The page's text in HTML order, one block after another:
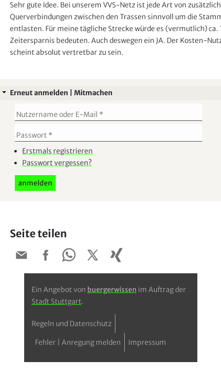
Sehr gute Idee. Bei unserem VVS-Netz ist jede Art von
Querverbindungen zwischen den Trassen sinnvoll um die
entlasten. Für meine tägliche Strecke würde es (vermutlich)
Zeitersparnis bedeuten. Auch deswegen ein JA. Der Kosten-
scheint absolut vertretbar zu sein.
Erneut anmelden | Mitmachen
Erstmals registrieren
Passwort vergessen?
Seite teilen
Ein Angebot von buergerwissen im Auftrag der
Stadt Stuttgart.
Regeln und Datenschutz
Fehler | Anregung melden Impressum